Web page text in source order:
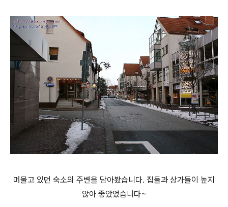
머물고 있던 숙소의 주변을 담아봤습니다. 집들과 상가들이 높지
않아 좋았었습니다~